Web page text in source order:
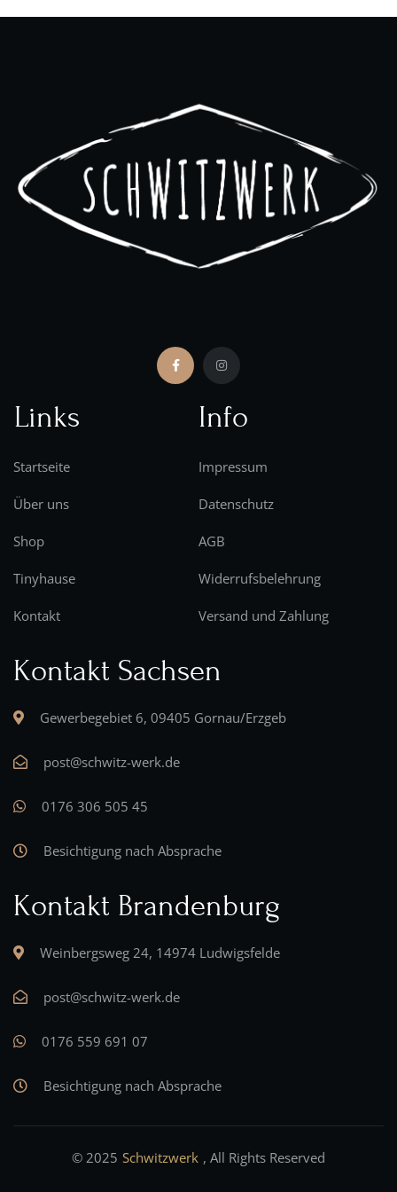
Links
Startseite
Über uns
Shop
Tinyhause
Kontakt
Info
Impressum
Datenschutz
AGB
Widerrufsbelehrung
Versand und Zahlung
Kontakt Sachsen
Gewerbegebiet 6, 09405 Gornau/Erzgeb
post@schwitz-werk.de
0176 306 505 45
Besichtigung nach Absprache
Kontakt Brandenburg
Weinbergsweg 24, 14974 Ludwigsfelde
post@schwitz-werk.de
0176 559 691 07
Besichtigung nach Absprache
© 2025 Schwitzwerk , All Rights Reserved